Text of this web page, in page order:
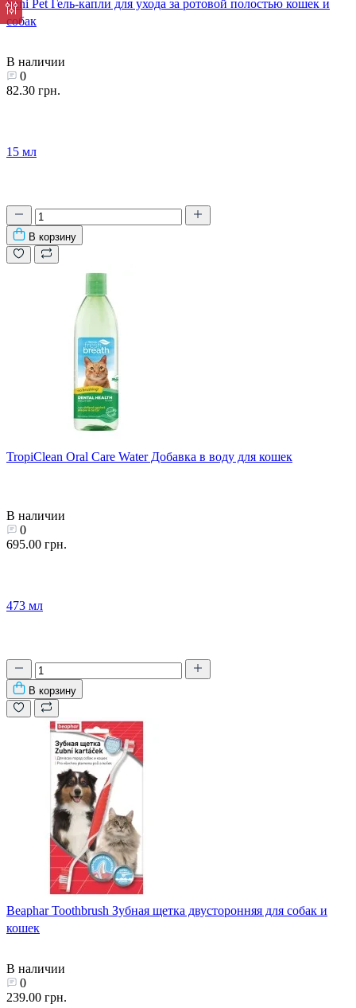
Sani Pet Гель-капли для ухода за ротовой полостью кошек и
собак
В наличии
0
82.30 грн.
15 мл
В корзину
TropiClean Oral Care Water Добавка в воду для кошек
В наличии
0
695.00 грн.
473 мл
В корзину
Beaphar Toothbrush Зубная щетка двусторонняя для собак и
кошек
В наличии
0
239.00 грн.